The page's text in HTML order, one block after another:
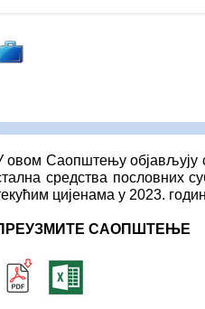
овом Саопштењу објављују
средства пословних
цијенама у 2023.
САОПШТЕЊЕ